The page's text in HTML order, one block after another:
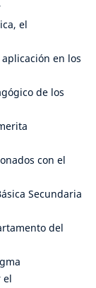
el
en los
de los
con el
Secundaria
del
el